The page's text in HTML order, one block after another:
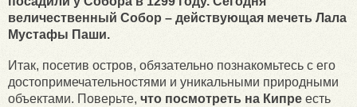
величественный Собор – действующая мечеть Лала
Мустафы Паши.
Итак, посетив остров, обязательно познакомьтесь с его
достопримечательностями и уникальными природными
объектами. Поверьте, что посмотреть на Кипре есть